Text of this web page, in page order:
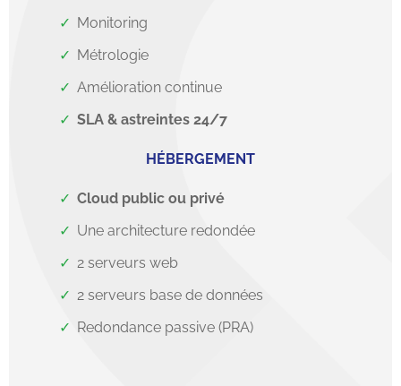
Monitoring
Métrologie
Amélioration continue
SLA & astreintes 24/7
HÉBERGEMENT
Cloud public ou privé
Une architecture redondée
2 serveurs web
2 serveurs base de données
Redondance passive (PRA)